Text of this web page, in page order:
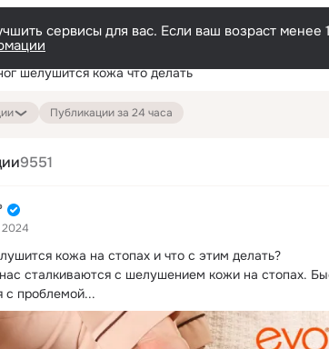
сервисы для вас. Если ваш возраст
Публикации за 24 часа
9551
2024
кожа на стопах и что с этим делать?
сталкиваются с шелушением кожи на стопах.
с проблемой...